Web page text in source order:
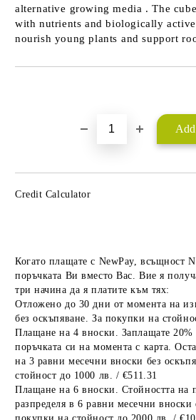
alternative growing media . The
with nutrients and biologically
nourish young plants and support
Credit Calculator
Когато плащате с NewPay, всъщност
поръчката Ви вместо Вас. Вие я
три начина да я платите към тях:
Отложено до 30 дни от момента на
без оскъпяване. За покупки на
Плащане на 4 вноски. Заплащате 20%
поръчката си на момента с карта.
на 3 равни месечни вноски без
стойност до 1000 лв. / €511.31
Плащане на 6 вноски. Стойността на
разпределя в 6 равни месечни вноски